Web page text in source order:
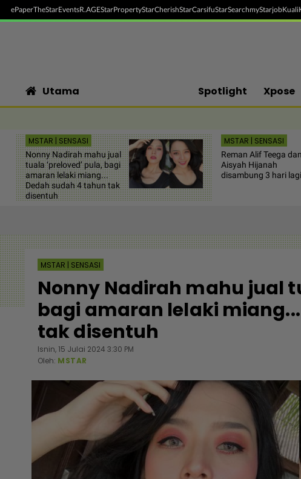
ePaperTheStarEventsR.AGEStarPropertyStarCherishStarCarsifuStarSearchmyStarjobKuali
Utama Spotlight Xpose
MSTAR | SENSASI
Nonny Nadirah mahu jual
tuala ‘preloved’ pula, bagi
amaran lelaki miang...
Dedah sudah 4 tahun tak
disentuh
MSTAR | SENSASI
Reman Alif Teega dan
Aisyah Hijanah
disambung 3 hari lagi
MSTAR | SENSASI
Nonny Nadirah mahu jual
bagi amaran lelaki
tak disentuh
Isnin, 15 Julai 2024 3:30 PM
Oleh: MSTAR